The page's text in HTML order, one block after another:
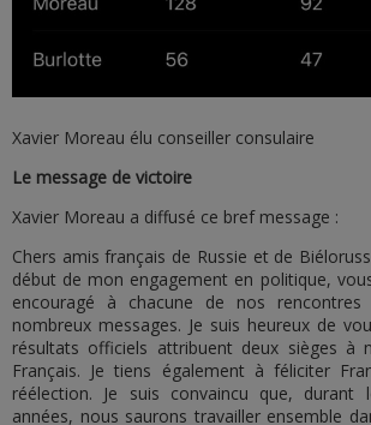
Xavier Moreau élu conseiller consulaire
Le message de victoire
Xavier Moreau a diffusé ce bref message :
Chers amis français de Russie et de
début de mon engagement en politique,
encouragé à chacune de nos
nombreux messages. Je suis heureux de
résultats officiels attribuent deux sièges à
Français. Je tiens également à féliciter
réélection. Je suis convaincu que, durant
années, nous saurons travailler ensemble